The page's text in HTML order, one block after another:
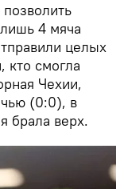
4 мяча
целых
кто смогла
Чехии,
(0:0), в
брала верх.